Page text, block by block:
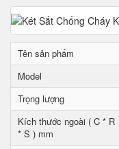
Tên sản phẩm
Model
Trọng lượng
Kích thước ngoài ( C * R
* S ) mm